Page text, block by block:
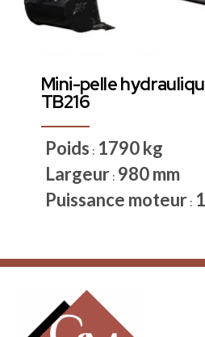
Mini-pelle
TB216
Poids : 1790 kg
Largeur : 980 mm
Puissance moteur :